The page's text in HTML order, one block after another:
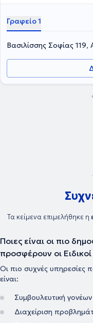
δυσλεξία και οι
για την αντιμετώπιση
δυσκολιών. Ο R. Davis
ενός έμφυτου
που αναπτύσσουν
(εικονική σκέψη) παρά με
δημιουργικοί και με
λύσουν τα προβλήματα
ακριβώς αυτό το ταλέντο,
υπερνικήσει τις
Γραφείο 1
Βασιλίσσης Σοφίας
Τα κείμενα επιμελήθηκε η
Ποιες είναι οι πιο
προσφέρουν οι
Οι πιο συχνές υπηρεσίες
είναι:
Συμβουλευτική γονέων
Διαχείριση